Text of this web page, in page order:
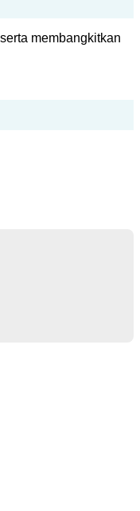
membangkitkan